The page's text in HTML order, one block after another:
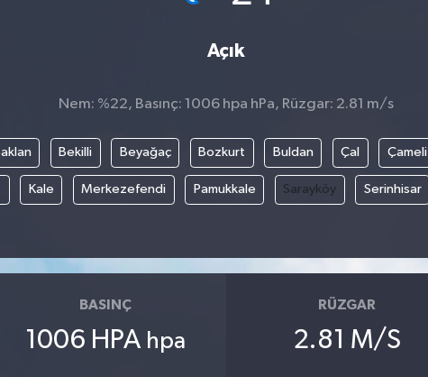
Açık
Nem: %22, Basınç: 1006 hpa hPa, Rüzgar: 2.81 m/s
Bekilli Beyağaç Bozkurt Buldan Çal Çameli
Kale Merkezefendi Pamukkale Sarayköy Serinhisar
BASINÇ
1006 HPA hpa
RÜZGAR
2.81 M/S